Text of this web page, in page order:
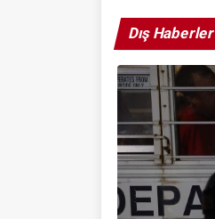
Dış Haberler